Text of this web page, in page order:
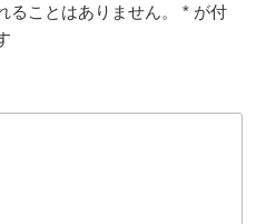
ることはありません。 * が付